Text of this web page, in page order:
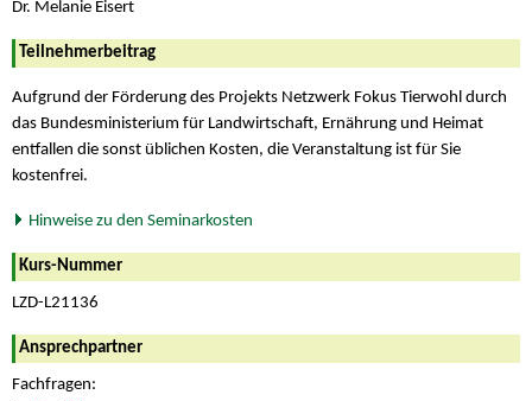
Dr. Melanie Eisert
Teilnehmerbeitrag
Aufgrund der Förderung des Projekts Netzwerk Fokus Tierwohl durch
das Bundesministerium für Landwirtschaft, Ernährung und Heimat
entfallen die sonst üblichen Kosten, die Veranstaltung ist für Sie
kostenfrei.
Hinweise zu den Seminarkosten
Kurs-Nummer
LZD-L21136
Ansprechpartner
Fachfragen: